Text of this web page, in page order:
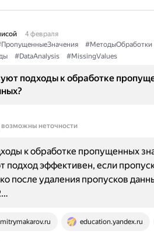
4 февраля
#МетодыОбработки
#DataAnalysis #MissingValues
подходы к обработке
возможны неточности
education.yandex.ru
к обработке пропущенных
подход эффективен, если
после удаления пропусков